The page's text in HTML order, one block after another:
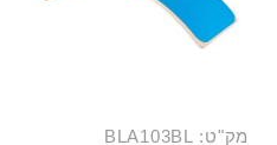
מק"ט: BLA103BL